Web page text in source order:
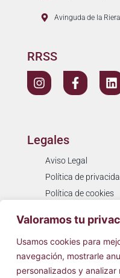
Valoramos tu
Usamos cookies para
navegación, mostrarle
personalizados y
Avinguda de la
RRSS
Legales
Aviso Legal
Política de
Política de cookies
© 2026Cínica Simarro